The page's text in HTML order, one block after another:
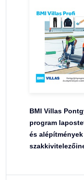
BMI Villas
program
és alépítmények